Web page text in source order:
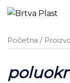
Skip
to
Početna /